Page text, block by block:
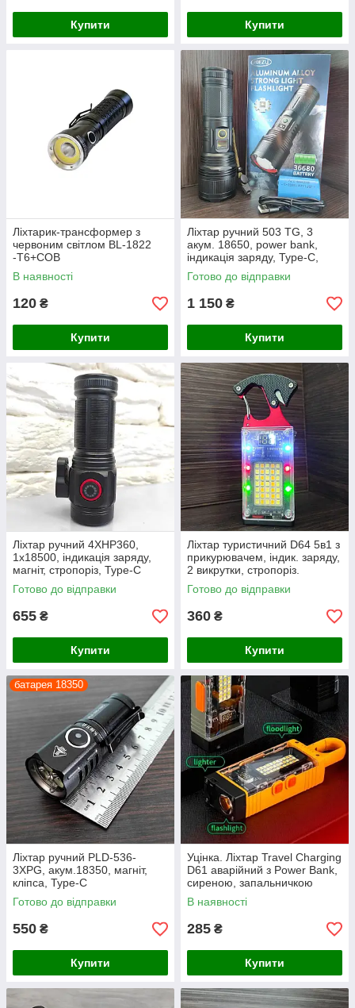
Купити Купити
Ліхтарик-трансформер з
червоним світлом BL-1822
-Т6+COB
В наявності
120 ₴
Купити
Ліхтар ручний 503 TG, 3
акум. 18650, power bank,
індикація заряду, Type-C,
zoom
Готово до відправки
1 150 ₴
Купити
Ліхтар ручний 4XHP360,
1х18500, індикація заряду,
магніт, стропоріз, Type-C
Готово до відправки
655 ₴
Купити
Ліхтар туристичний D64 5в1 з
прикурювачем, індик. заряду,
2 викрутки, стропоріз.
Готово до відправки
360 ₴
Купити
батарея 18350
Ліхтар ручний PLD-536-
3XPG, акум.18350, магніт,
кліпса, Type-C
Готово до відправки
550 ₴
Купити
Уцінка. Ліхтар Travel Charging
D61 аварійний з Power Bank,
сиреною, запальничкою
В наявності
285 ₴
Купити